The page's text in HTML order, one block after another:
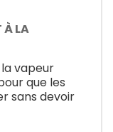
À LA
vapeur
que les
sans devoir